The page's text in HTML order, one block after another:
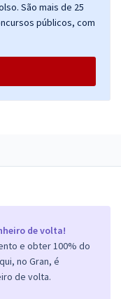
de volta!
e obter 100% do
no Gran, é
de volta.
São mais de 25
públicos, com